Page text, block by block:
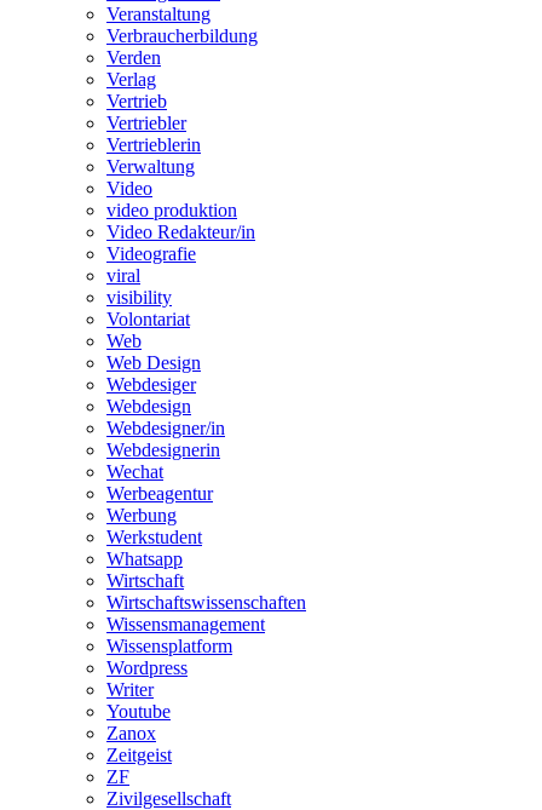
Veranstaltung
Verbraucherbildung
Verden
Verlag
Vertrieb
Vertriebler
Vertrieblerin
Verwaltung
Video
video produktion
Video Redakteur/in
Videografie
viral
visibility
Volontariat
Web
Web Design
Webdesiger
Webdesign
Webdesigner/in
Webdesignerin
Wechat
Werbeagentur
Werbung
Werkstudent
Whatsapp
Wirtschaft
Wirtschaftswissenschaften
Wissensmanagement
Wissensplatform
Wordpress
Writer
Youtube
Zanox
Zeitgeist
ZF
Zivilgesellschaft